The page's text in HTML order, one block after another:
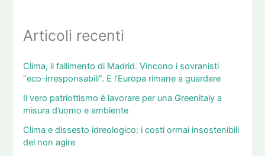
Articoli recenti
Clima, il fallimento di Madrid. Vincono i sovranisti
“eco-irresponsabili”. E l’Europa rimane a guardare
Il vero patriottismo è lavorare per una Greenitaly a
misura d’uomo e ambiente
Clima e dissesto idreologico: i costi ormai insostenibili
del non agire